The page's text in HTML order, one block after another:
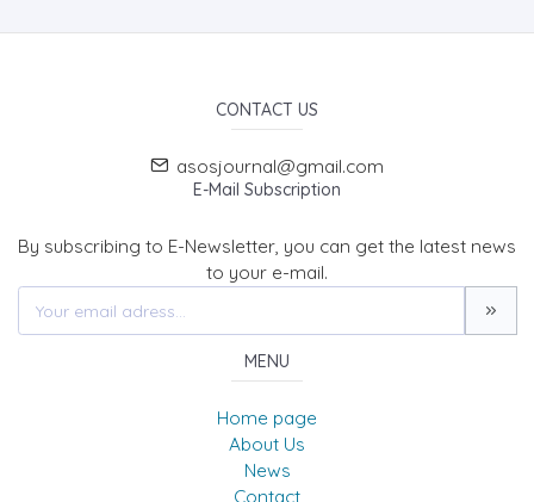
CONTACT US
asosjournal@gmail.com
E-Mail Subscription
By subscribing to E-Newsletter, you can get the latest news
to your e-mail.
MENU
Home page
About Us
News
Contact